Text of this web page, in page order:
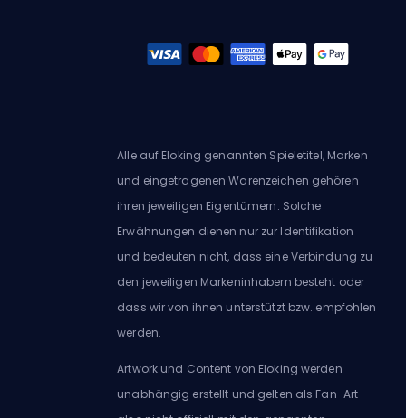
Alle auf Eloking genannten Spieletitel, Marken
und eingetragenen Warenzeichen gehören
ihren jeweiligen Eigentümern. Solche
Erwähnungen dienen nur zur Identifikation
und bedeuten nicht, dass eine Verbindung zu
den jeweiligen Markeninhabern besteht oder
dass wir von ihnen unterstützt bzw. empfohlen
werden.
Artwork und Content von Eloking werden
unabhängig erstellt und gelten als Fan-Art –